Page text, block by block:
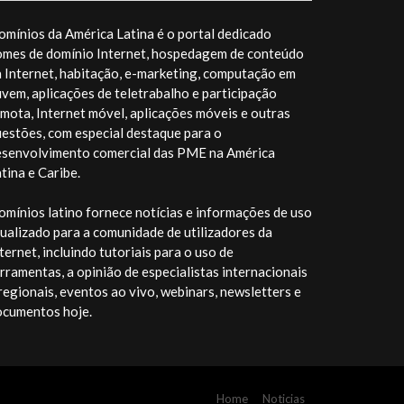
da América Latina é o portal dedicado
de domínio Internet, hospedagem de conteúdo
Internet, habitação, e-marketing, computação em
aplicações de teletrabalho e participação
Internet móvel, aplicações móveis e outras
com especial destaque para o
comercial das PME na América
e Caribe.
latino fornece notícias e informações de uso
para a comunidade de utilizadores da
incluindo tutoriais para o uso de
a opinião de especialistas internacionais
eventos ao vivo, webinars, newsletters e
hoje.
Home Noticias